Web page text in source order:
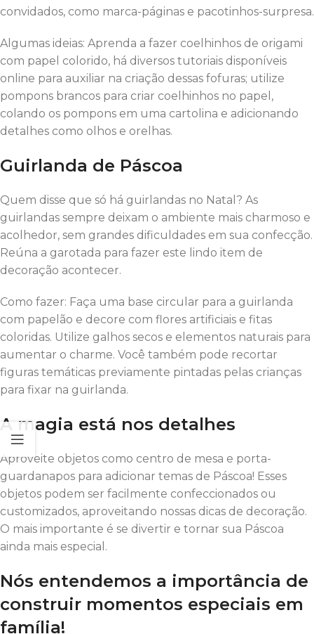
convidados, como marca-páginas e pacotinhos-surpresa.
Algumas ideias: Aprenda a fazer coelhinhos de origami
com papel colorido, há diversos tutoriais disponíveis
online para auxiliar na criação dessas fofuras; utilize
pompons brancos para criar coelhinhos no papel,
colando os pompons em uma cartolina e adicionando
detalhes como olhos e orelhas.
Guirlanda de Páscoa
Quem disse que só há guirlandas no Natal? As
guirlandas sempre deixam o ambiente mais charmoso e
acolhedor, sem grandes dificuldades em sua confecção.
Reúna a garotada para fazer este lindo item de
decoração acontecer.
Como fazer: Faça uma base circular para a guirlanda
com papelão e decore com flores artificiais e fitas
coloridas. Utilize galhos secos e elementos naturais para
aumentar o charme. Você também pode recortar
figuras temáticas previamente pintadas pelas crianças
para fixar na guirlanda.
A magia está nos detalhes
Aproveite objetos como centro de mesa e porta-
guardanapos para adicionar temas de Páscoa! Esses
objetos podem ser facilmente confeccionados ou
customizados, aproveitando nossas dicas de decoração.
O mais importante é se divertir e tornar sua Páscoa
ainda mais especial.
Nós entendemos a importância de
construir momentos especiais em
família!